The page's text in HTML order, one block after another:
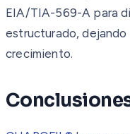
EIA/TIA-569-A para
estructurado,
crecimiento.